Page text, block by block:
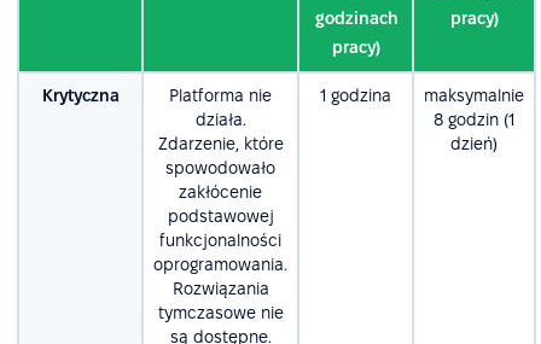
godzinach
pracy)
pracy)
Krytyczna
Platforma nie
działa.
Zdarzenie, które
spowodowało
zakłócenie
podstawowej
funkcjonalności
oprogramowania.
Rozwiązania
tymczasowe nie
są dostępne.
1 godzina
maksymalnie
8 godzin (1
dzień)